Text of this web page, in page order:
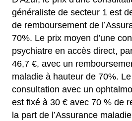
généraliste de secteur 1 est
de remboursement de
70%. Le prix moyen d’une
psychiatre en accès direct,
46,7 €, avec un
maladie à hauteur de 70%.
consultation avec un
est fixé à 30 € avec 70 % de
la part de l’Assurance